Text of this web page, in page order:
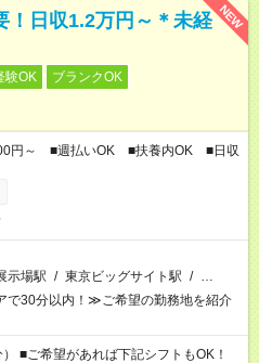
NEW
！日収1.2万円～＊未経
験OK
ブランクOK
円～ ■週払いOK ■扶養内OK ■日収
示場駅 / 東京ビッグサイト駅 / …
で30分以内！≫ご希望の勤務地を紹介
！